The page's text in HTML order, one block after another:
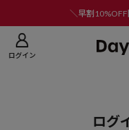
＼早割
ログイン
ログ